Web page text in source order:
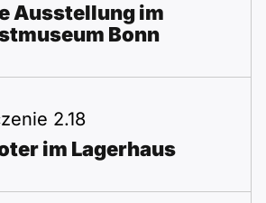
Ausstellung im
Bonn
2.18
im Lagerhaus